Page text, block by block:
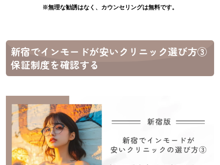
※無理な勧誘はなく、カウンセリングは無料です。
新宿でインモードが安いクリニック選び方③
保証制度を確認する